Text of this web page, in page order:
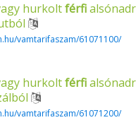
hurkoltférfi
vamtarifaszam/61071100/
hurkoltférfi
vamtarifaszam/61071200/